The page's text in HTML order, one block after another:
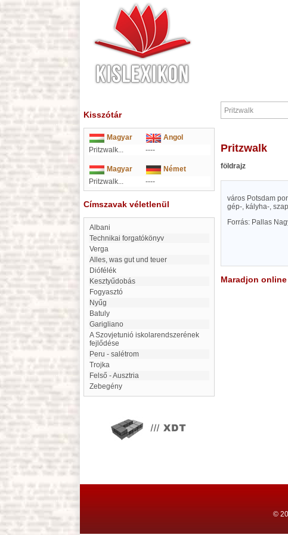
Kisszótár
Magyar
Angol
Pritzwalk...
----
Magyar
Német
Pritzwalk...
----
Címszavak véletlenül
Albani
technikai forgatókönyv
Verga
alles, was gut und teuer
Diófélék
Kesztyűdobás
fogyasztó
Nyűg
Batuly
Garigliano
A Szovjetunió iskolarendszerének
fejlődése
Peru - salétrom
Trojka
Felső - Ausztria
Zebegény
Pritzwalk
földrajz
város Potsdam
gép-, kályha-,
Forrás: Pallas
Maradjon
©